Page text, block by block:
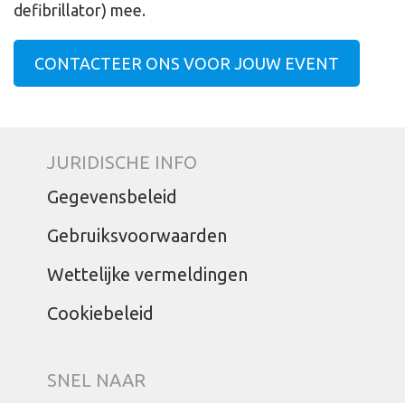
defibrillator) mee.
CONTACTEER ONS VOOR JOUW EVENT
JURIDISCHE INFO
Gegevensbeleid
Gebruiksvoorwaarden
Wettelijke vermeldingen
Cookiebeleid
SNEL NAAR